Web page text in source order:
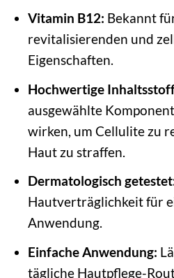
Vitamin B12: Bekannt
revitalisierenden und
Eigenschaften.
Hochwertige
ausgewählte
wirken, um Cellulite zu
Haut zu straffen.
Dermatologisch
Hautverträglichkeit für
Anwendung.
Einfache Anwendung:
tägliche Hautpflege-